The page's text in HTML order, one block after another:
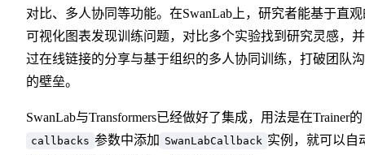
对比、多人协同等功能。在SwanLab上，研究者能基于直
可视化图表发现训练问题，对比多个实验找到研究灵感，
过在线链接的分享与基于组织的多人协同训练，打破团队
的壁垒。
SwanLab与Transformers已经做好了集成，用法是在Trainer的
callbacks 参数中添加 SwanLabCallback 实例，就可以自